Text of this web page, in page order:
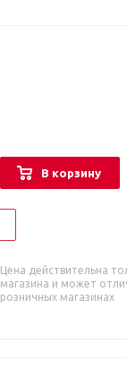
В корзину
Цена действительна
магазина и может
розничных магазинах